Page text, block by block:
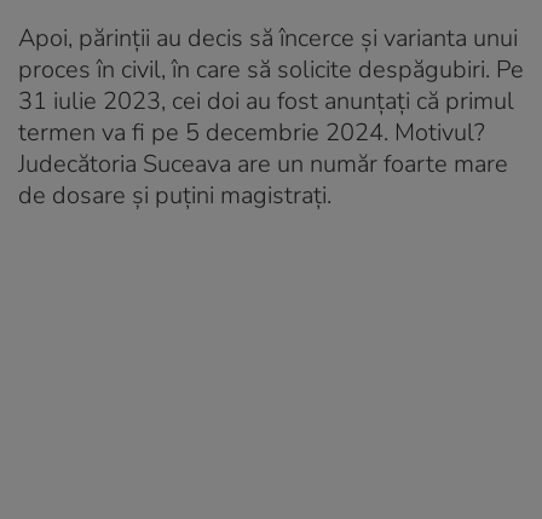
Apoi, părinții au decis să încerce și varianta unui
proces în civil, în care să solicite despăgubiri. Pe
31 iulie 2023, cei doi au fost anunțați că primul
termen va fi pe 5 decembrie 2024. Motivul?
Judecătoria Suceava are un număr foarte mare
de dosare și puțini magistrați.